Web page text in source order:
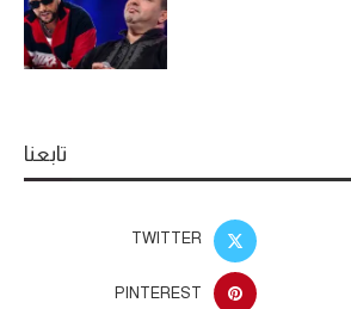
تابعنا
TWITTER
PINTEREST